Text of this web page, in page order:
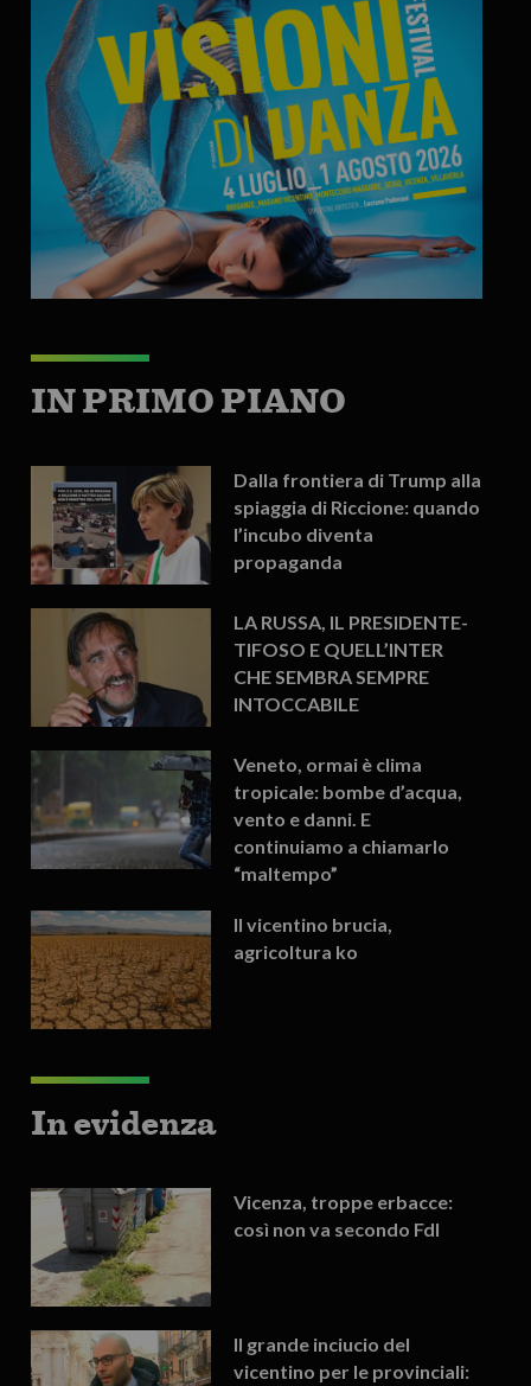
IN PRIMO PIANO
Dalla frontiera di Trump alla
spiaggia di Riccione: quando
l’incubo diventa
propaganda
LA RUSSA, IL PRESIDENTE-
TIFOSO E QUELL’INTER
CHE SEMBRA SEMPRE
INTOCCABILE
Veneto, ormai è clima
tropicale: bombe d’acqua,
vento e danni. E
continuiamo a chiamarlo
“maltempo”
Il vicentino brucia,
agricoltura ko
In evidenza
Vicenza, troppe erbacce:
così non va secondo FdI
Il grande inciucio del
vicentino per le provinciali: